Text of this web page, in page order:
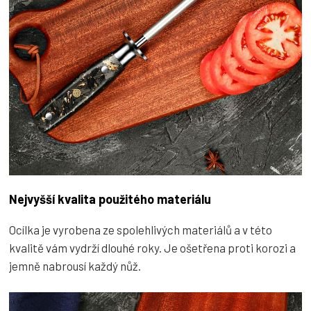
Nejvyšší kvalita použitého materiálu
Ocílka je vyrobena ze spolehlivých materiálů a v této
kvalitě vám vydrží dlouhé roky. Je ošetřena proti korozi a
jemně nabrousí každý nůž.